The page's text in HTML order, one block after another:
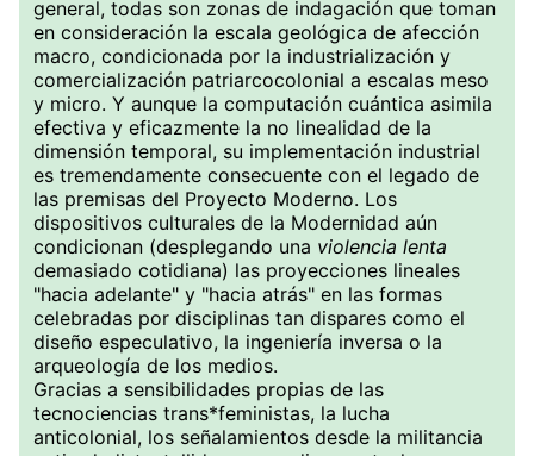
general, todas son zonas de indagación que toman
en consideración la escala geológica de afección
macro, condicionada por la industrialización y
comercialización patriarcocolonial a escalas meso
y micro. Y aunque la computación cuántica asimila
efectiva y eficazmente la no linealidad de la
dimensión temporal, su implementación industrial
es tremendamente consecuente con el legado de
las premisas del Proyecto Moderno. Los
dispositivos culturales de la Modernidad aún
condicionan (desplegando una violencia lenta
demasiado cotidiana) las proyecciones lineales
"hacia adelante" y "hacia atrás" en las formas
celebradas por disciplinas tan dispares como el
diseño especulativo, la ingeniería inversa o la
arqueología de los medios.
Gracias a sensibilidades propias de las
tecnociencias trans*feministas, la lucha
anticolonial, los señalamientos desde la militancia